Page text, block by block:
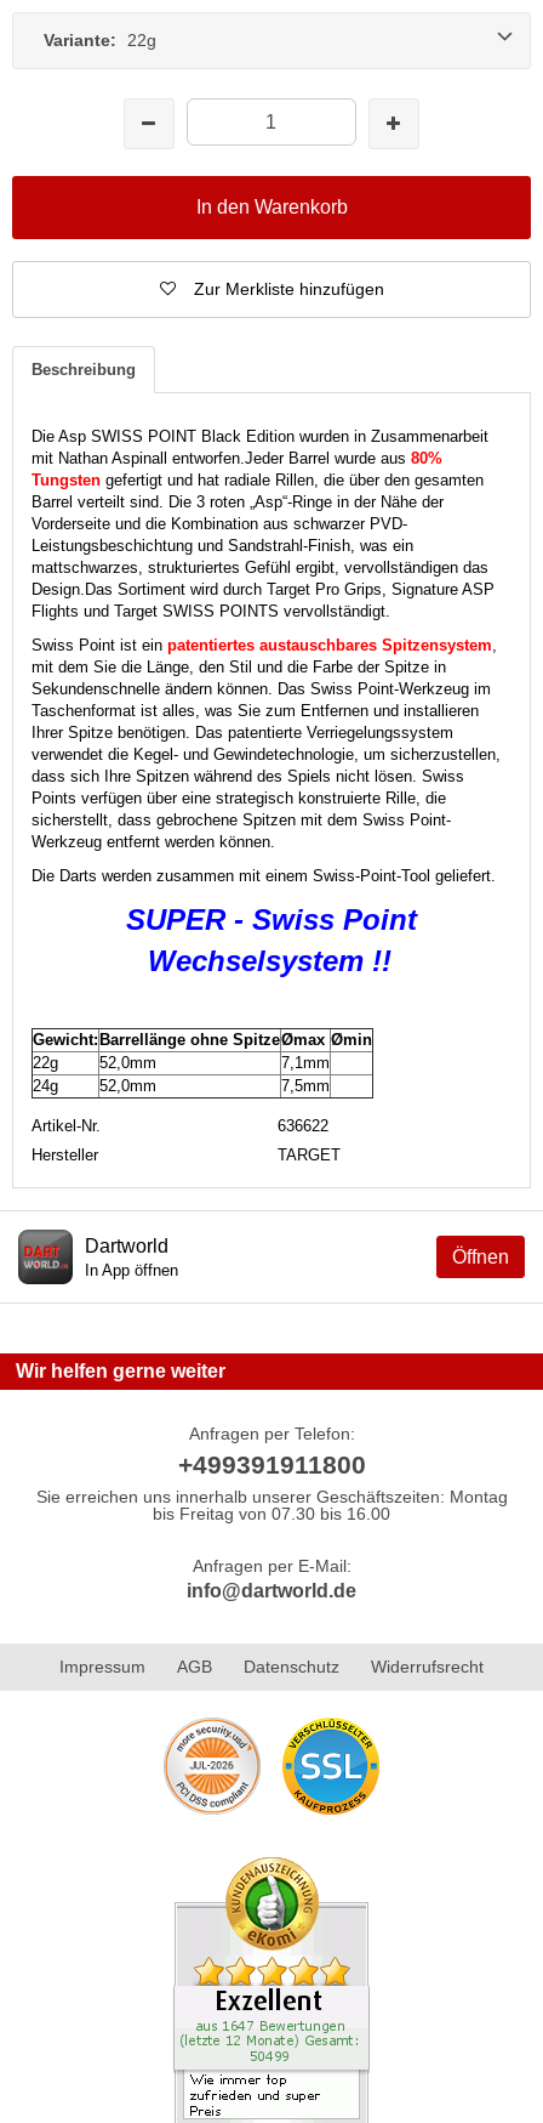
Variante: 22g
In den Warenkorb
Zur Merkliste hinzufügen
Beschreibung
Die Asp SWISS POINT Black Edition wurden in Zusammenarbeit
mit Nathan Aspinall entworfen. Jeder Barrel wurde aus 80%
Tungsten gefertigt und hat radiale Rillen, die über den gesamten
Barrel verteilt sind. Die 3 roten „Asp“-Ringe in der Nähe der
Vorderseite und die Kombination aus schwarzer PVD-
Leistungsbeschichtung und Sandstrahl-Finish, was ein
mattschwarzes, strukturiertes Gefühl ergibt, vervollständigen das
Design. Das Sortiment wird durch Target Pro Grips, Signature ASP
Flights und Target SWISS POINTS vervollständigt.
Swiss Point ist ein patentiertes austauschbares Spitzensystem
mit dem Sie die Länge, den Stil und die Farbe der Spitze in
Sekundenschnelle ändern können. Das Swiss Point-Werkzeug im
Taschenformat ist alles, was Sie zum Entfernen und installieren
Ihrer Spitze benötigen. Das patentierte Verriegelungssystem
verwendet die Kegel- und Gewindetechnologie, um sicherzustellen,
dass sich Ihre Spitzen während des Spiels nicht lösen. Swiss
Points verfügen über eine strategisch konstruierte Rille, die
sicherstellt, dass gebrochene Spitzen mit dem Swiss Point-
Werkzeug entfernt werden können.
Die Darts werden zusammen mit einem Swiss-Point-Tool geliefert.
SUPER - Swiss Point
Wechselsystem !!
Gewicht:Barrellänge ohne SpitzeØmax Ømin
22g
52,0mm
7,1mm
24g
52,0mm 7,5mm
Artikel-Nr.
636622
Hersteller
TARGET
Öffnen
Dartworld
In App öffnen
Wir helfen gerne weiter
Anfragen per Telefon:
+499391911800
Sie erreichen uns innerhalb unserer Geschäftszeiten: Montag
bis Freitag von 07.30 bis 16.00
Anfragen per E-Mail:
info@dartworld.de
Impressum AGB Datenschutz Widerrufsrecht